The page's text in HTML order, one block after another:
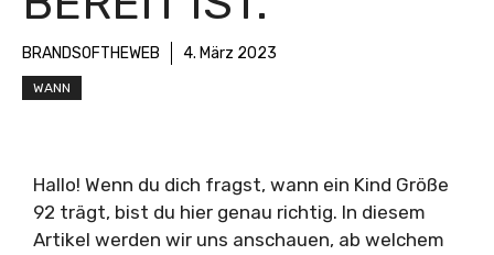
BRANDSOFTHEWEB 4. März 2023
WANN
Hallo! Wenn du dich fragst, wann ein Kind Größe
92 trägt, bist du hier genau richtig. In diesem
Artikel werden wir uns anschauen, ab welchem